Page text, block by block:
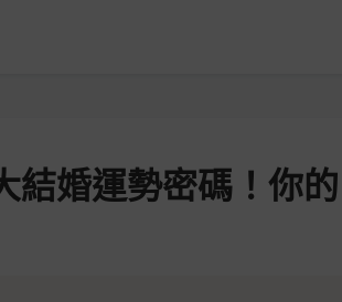
結婚運勢密碼！你的